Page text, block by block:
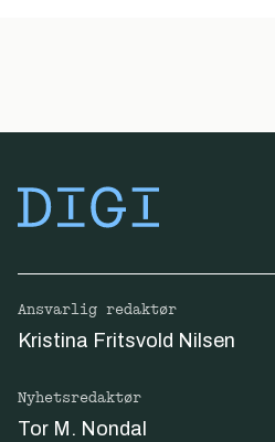
Ansvarlig redaktør
Kristina Fritsvold Nilsen
Nyhetsredaktør
Tor M. Nondal